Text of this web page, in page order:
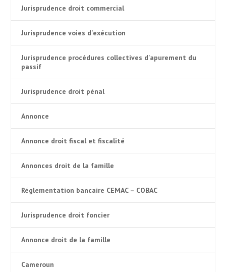
Jurisprudence droit commercial
Jurisprudence voies d'exécution
Jurisprudence procédures collectives d'apurement du
passif
Jurisprudence droit pénal
Annonce
Annonce droit fiscal et fiscalité
Annonces droit de la famille
Réglementation bancaire CEMAC – COBAC
Jurisprudence droit foncier
Annonce droit de la famille
Cameroun